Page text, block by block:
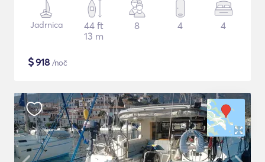
Jadrnica
44 ft
13 m
8 4 4
$918 /noč